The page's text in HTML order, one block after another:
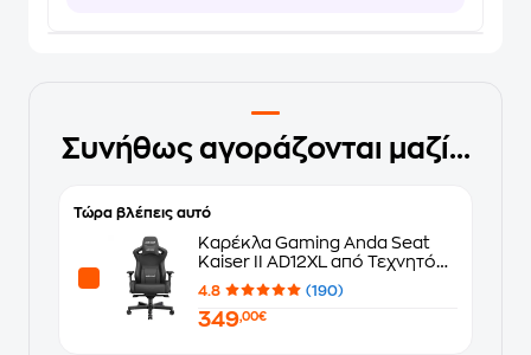
Συνήθως αγοράζονται μαζί...
Τώρα βλέπεις αυτό
Καρέκλα Gaming Anda Seat
Kaiser II AD12XL από Τεχνητό
Δέρμα - Μαύρη
4.8 (190)
349,00€